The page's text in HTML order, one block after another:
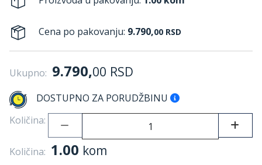
Cena po pakovanju: 9.790,00 RSD
Ukupno: 9.790,00 RSD
DOSTUPNO ZA PORUDŽBINU
Količina:
Količina: 1.00 kom